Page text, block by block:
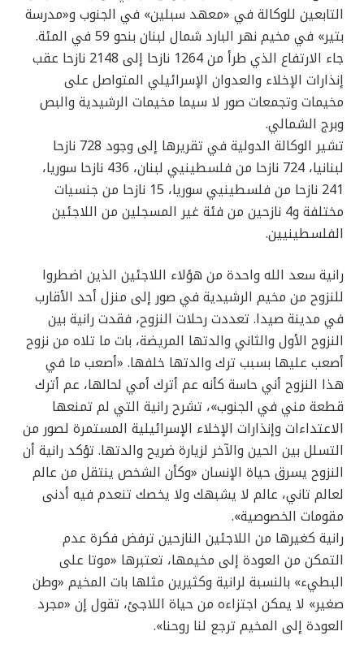
التابعين للوكالة في «معهد سبلين» في الجنوب و«مدرسة
بتير» في مخيم نهر البارد شمال لبنان بنحو 59 في المئة.
جاء الارتفاع الذي طرأ من 1264 نازحا إلى 2148 نازحا عقب
إنذارات الإخلاء والعدوان الإسرائيلي المتواصل على
مخيمات وتجمعات صور لا سيما مخيمات الرشيدية والبص
وبرج الشمالي.
تشير الوكالة الدولية في تقريرها إلى وجود 728 نازحا
لبنانيا، 724 نازحا من فلسطينيي لبنان، 436 نازحا سوريا،
241 نازحا من فلسطينيي سوريا، 15 نازحا من جنسيات
مختلفة و4 نازحين من فئة غير المسجلين من اللاجئين
الفلسطينيين.
رانية سعد الله واحدة من هؤلاء اللاجئين الذين اضطروا
للنزوح من مخيم الرشيدية في صور إلى منزل أحد الأقارب
في مدينة صيدا. تعددت رحلات النزوح، فقدت رانية بين
النزوح الأول والثاني والدتها المريضة، بات ما تلاه من نزوح
أصعب عليها بسبب ترك والدتها خلفها. «أصعب ما في
هذا النزوح أني حاسة كأنه عم أترك أمي لحالها، عم أترك
قطعة مني في الجنوب»، تشرح رانية التي لم تمنعها
الاعتداءات وإنذارات الإخلاء الإسرائيلية المستمرة لصور من
التسلل بين الحين والآخر لزيارة ضريح والدتها. تؤكد رانية أن
النزوح يسرق حياة الإنسان «وكأن الشخص ينتقل من عالم
لعالم تاني، عالم لا يشبهك ولا يخصك تنعدم فيه أدنى
مقومات الخصوصية».
رانية كغيرها من اللاجئين النازحين ترفض فكرة عدم
التمكن من العودة إلى مخيمها، تعتبرها «موتا على
البطيء» بالنسبة لرانية وكثيرين مثلها بات المخيم «وطن
صغير» لا يمكن اجتزاءه من حياة اللاجئ، تقول إن «مجرد
العودة إلى المخيم ترجع لنا روحنا».